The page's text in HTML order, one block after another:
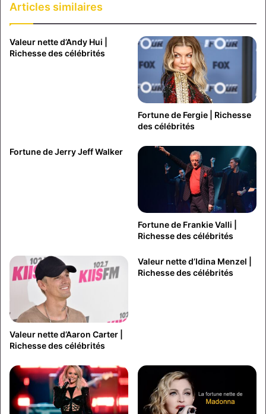
Articles similaires
Valeur nette d’Andy Hui |
Richesse des célébrités
Fortune de Fergie | Richesse
des célébrités
Fortune de Jerry Jeff Walker
Fortune de Frankie Valli |
Richesse des célébrités
Valeur nette d’Aaron Carter |
Richesse des célébrités
Valeur nette d’Idina Menzel |
Richesse des célébrités